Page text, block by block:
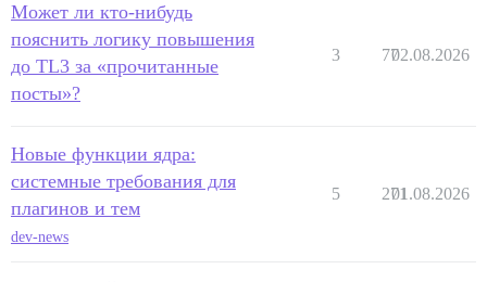
Может ли кто-нибудь
пояснить логику повышения
до TL3 за «прочитанные
посты»?
3 7702.08.2026
Новые функции ядра:
системные требования для
плагинов и тем
dev-news
5 271
01.08.2026